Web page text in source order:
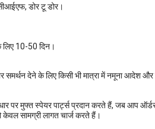
डोर टू डोर।
10-50 दिन।
देने के लिए किसी भी मात्रा में नमूना आदेश और
मुफ्त स्पेयर पार्ट्स प्रदान करते हैं, जब आप ऑर्डर
केवल सामग्री लागत चार्ज करते हैं।